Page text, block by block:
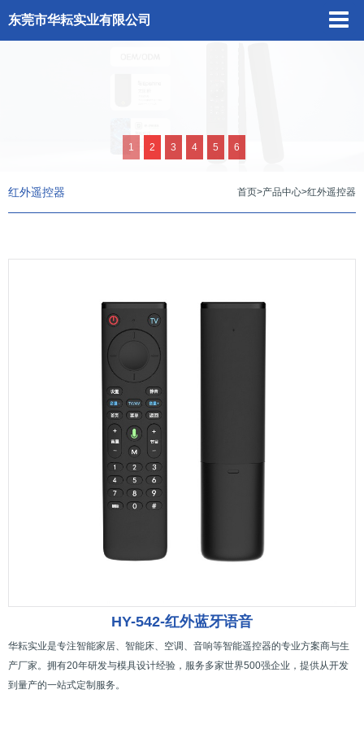
东莞市华耘实业有限公司
1 2 3 4 5 6
红外遥控器 首页>产品中心>红外遥控器
HY-542-红外蓝牙语音
华耘实业是专注智能家居、智能床、空调、音响等智能遥控器的专业方案商与生
产厂家。拥有20年研发与模具设计经验，服务多家世界500强企业，提供从开发
到量产的一站式定制服务。